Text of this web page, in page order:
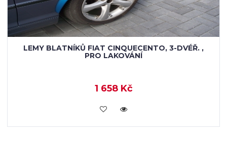
LEMY BLATNÍKŮ FIAT CINQUECENTO, 3-DVÉŘ. ,
PRO LAKOVÁNÍ
1 658 Kč
KOUPIT